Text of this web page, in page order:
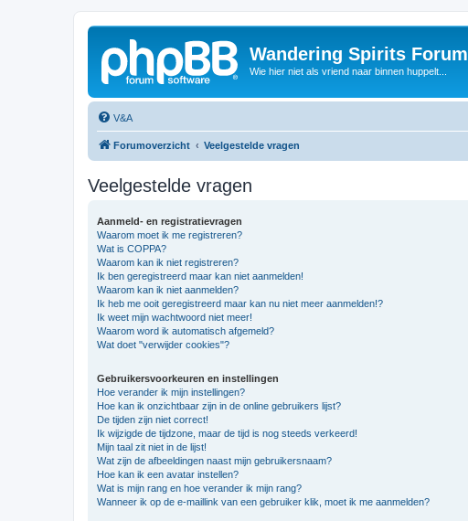
Wandering Spirits Forum
Wie hier niet als vriend naar binnen huppelt...
V&A
Forumoverzicht Veelgestelde vragen
Veelgestelde vragen
Aanmeld- en registratievragen
Waarom moet ik me registreren?
Wat is COPPA?
Waarom kan ik niet registreren?
Ik ben geregistreerd maar kan niet aanmelden!
Waarom kan ik niet aanmelden?
Ik heb me ooit geregistreerd maar kan nu niet meer aanmelden!?
Ik weet mijn wachtwoord niet meer!
Waarom word ik automatisch afgemeld?
Wat doet "verwijder cookies"?
Gebruikersvoorkeuren en instellingen
Hoe verander ik mijn instellingen?
Hoe kan ik onzichtbaar zijn in de online gebruikers lijst?
De tijden zijn niet correct!
Ik wijzigde de tijdzone, maar de tijd is nog steeds verkeerd!
Mijn taal zit niet in de lijst!
Wat zijn de afbeeldingen naast mijn gebruikersnaam?
Hoe kan ik een avatar instellen?
Wat is mijn rang en hoe verander ik mijn rang?
Wanneer ik op de e-maillink van een gebruiker klik, moet ik me aanmelden?